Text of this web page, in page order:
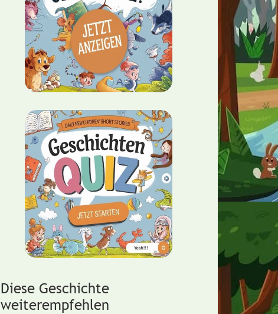
Diese Geschichte
weiterempfehlen